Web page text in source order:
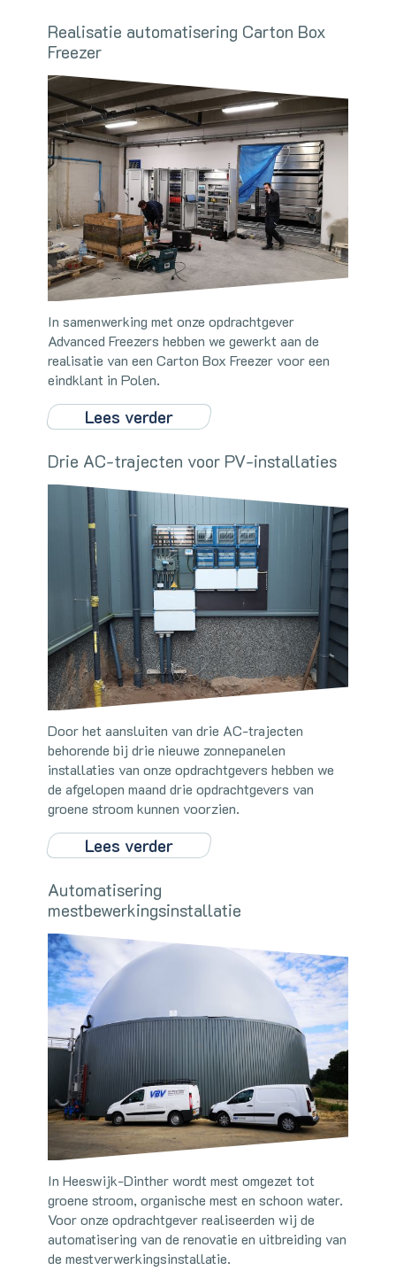
Realisatie automatisering Carton Box
Freezer
In samenwerking met onze opdrachtgever
Advanced Freezers hebben we gewerkt aan de
realisatie van een Carton Box Freezer voor een
eindklant in Polen.
Lees verder
Drie AC-trajecten voor PV-installaties
Door het aansluiten van drie AC-trajecten
behorende bij drie nieuwe zonnepanelen
installaties van onze opdrachtgevers hebben we
de afgelopen maand drie opdrachtgevers van
groene stroom kunnen voorzien.
Lees verder
Automatisering
mestbewerkingsinstallatie
In Heeswijk-Dinther wordt mest omgezet tot
groene stroom, organische mest en schoon water.
Voor onze opdrachtgever realiseerden wij de
automatisering van de renovatie en uitbreiding van
de mestverwerkingsinstallatie.